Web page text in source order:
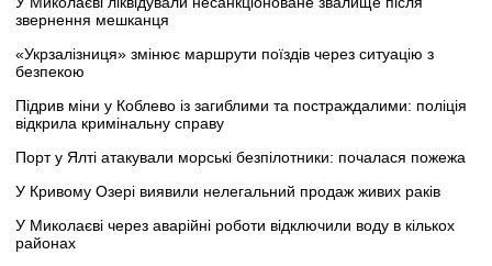
звернення мешканця
«Укрзалізниця» змінює маршрути поїздів через ситуацію з
безпекою
Підрив міни у Коблево із загиблими та постраждалими: поліція
відкрила кримінальну справу
Порт у Ялті атакували морські безпілотники: почалася пожежа
У Кривому Озері виявили нелегальний продаж живих раків
У Миколаєві через аварійні роботи відключили воду в кількох
районах